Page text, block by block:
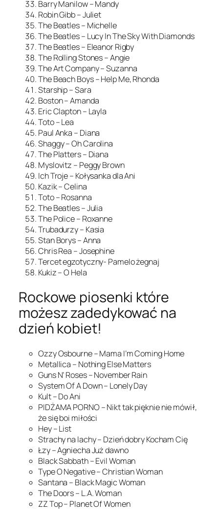
Barry Manilow – Mandy
Robin Gibb – Juliet
The Beatles – Michelle
The Beatles – Lucy In The Sky With Diamonds
The Beatles – Eleanor Rigby
The Rolling Stones – Angie
The Art Company – Suzanna
The Beach Boys – Help Me, Rhonda
Starship – Sara
Boston – Amanda
Eric Clapton – Layla
Toto – Lea
Paul Anka – Diana
Shaggy – Oh Carolina
The Platters – Diana
Myslovitz – Peggy Brown
Ich Troje – Kołysanka dla Ani
Kazik – Celina
Toto – Rosanna
The Beatles – Julia
The Police – Roxanne
Trubadurzy – Kasia
Stan Borys – Anna
Chris Rea – Josephine
Tercet egzotyczny- Pamelo żegnaj
Kukiz – O Hela
Rockowe piosenki które
możesz zadedykować na
dzień kobiet!
Ozzy Osbourne – Mama I’m Coming Home
Metallica – Nothing Else Matters
Guns N’ Roses – November Rain
System Of A Down – Lonely Day
Kult – Do Ani
PIDŻAMA PORNO – Nikt tak pięknie nie mówił,
że się boi miłości
Hey – List
Strachy na lachy – Dzień dobry Kocham Cię
Łzy – Agniecha Już dawno
Black Sabbath – Evil Woman
Type O Negative – Christian Woman
Santana – Black Magic Woman
The Doors – L.A. Woman
ZZ Top – Planet Of Women